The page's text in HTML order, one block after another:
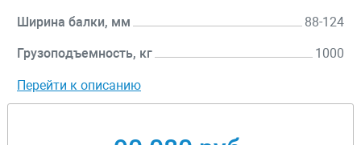
Ширина балки, мм 88-124
Грузоподъемность, кг 1000
Перейти к описанию